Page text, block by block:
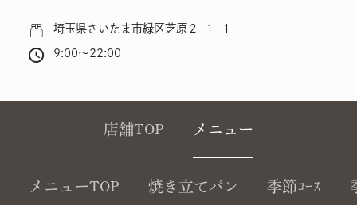
埼玉県さいたま市緑区芝原２-１-１
9:00～22:00
店舗TOP メニュー
メニューTOP 焼き立てパン 季節ｺｰｽ